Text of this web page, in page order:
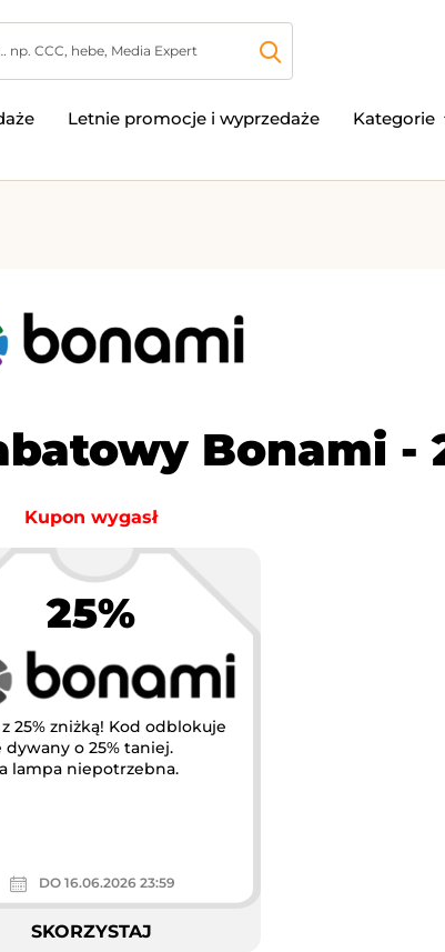
Letnie promocje i wyprzedaże Kategorie
Bonami -
Kupon wygasł
25%
25% zniżką! Kod odblokuje
o 25% taniej.
lampa niepotrzebna.
DO 16.06.2026 23:59
SKORZYSTAJ